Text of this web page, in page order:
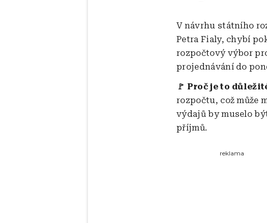
V návrhu státního
Petra Fialy, chybí
rozpočtový výbor
projednávání do
🚩 Proč je to
rozpočtu, což může
výdajů by muselo
příjmů.
reklama